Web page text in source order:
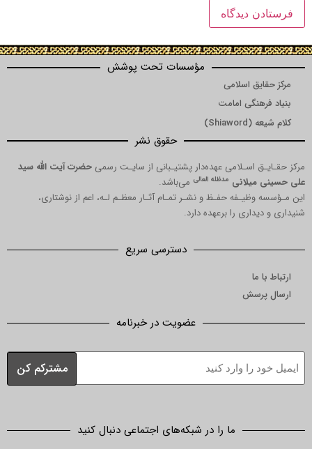
مؤسسات تحت پوشش
اسلامی
امامت
حقوق نشر
اسـلامی عهده‌دار پشتیـبانی از سایـت رسمی حضرت آیت الله سید
مدظله العالیمی‌باشد.
حفـظ و نشـر تمـام آثـار معظـم لـه، اعم از نوشتاری،
را برعهده دارد.
دسترسی سریع
عضویت در خبرنامه
ما را در شبکه‌های اجتماعی دنبال کنید